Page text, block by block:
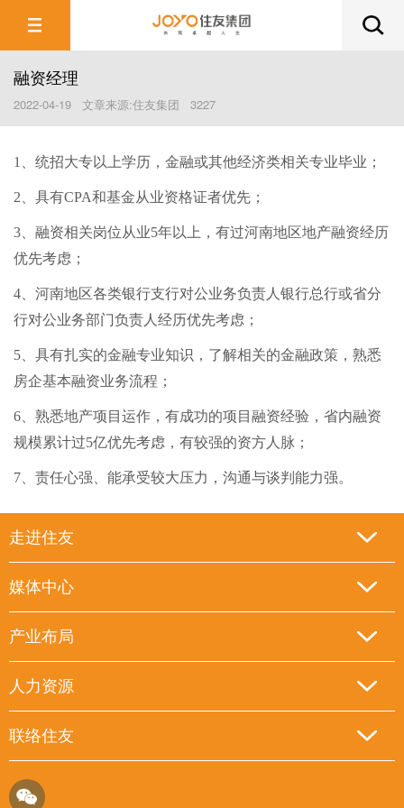
融资经理
2022-04-19 文章来源:住友集团 3227
1、统招大专以上学历，金融或其他经济类相关专业毕业；
2、具有CPA和基金从业资格证者优先；
3、融资相关岗位从业5年以上，有过河南地区地产融资经历
优先考虑；
4、河南地区各类银行支行对公业务负责人银行总行或省分
行对公业务部门负责人经历优先考虑；
5、具有扎实的金融专业知识，了解相关的金融政策，熟悉
房企基本融资业务流程；
6、熟悉地产项目运作，有成功的项目融资经验，省内融资
规模累计过5亿优先考虑，有较强的资方人脉；
7、责任心强、能承受较大压力，沟通与谈判能力强。
走进住友
媒体中心
产业布局
人力资源
联络住友